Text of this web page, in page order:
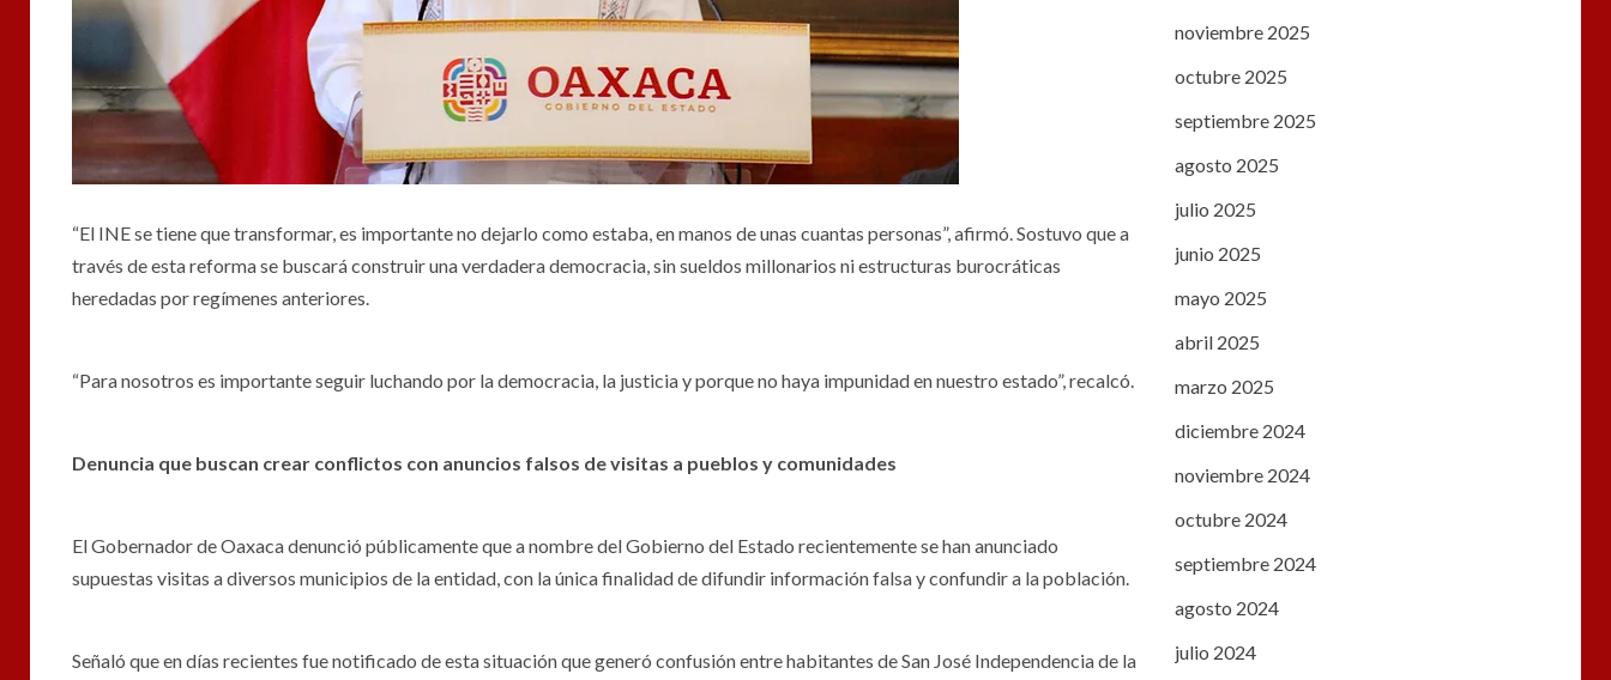
“El INE se tiene que transformar, es importante no dejarlo como estaba, en manos de unas cuantas personas”, afirmó. Sostuvo que a
través de esta reforma se buscará construir una verdadera democracia, sin sueldos millonarios ni estructuras burocráticas
heredadas por regímenes anteriores.
“Para nosotros es importante seguir luchando por la democracia, la justicia y porque no haya impunidad en nuestro estado”, recalcó.
Denuncia que buscan crear conflictos con anuncios falsos de visitas a pueblos y comunidades
El Gobernador de Oaxaca denunció públicamente que a nombre del Gobierno del Estado recientemente se han anunciado
supuestas visitas a diversos municipios de la entidad, con la única finalidad de difundir información falsa y confundir a la población.
Señaló que en días recientes fue notificado de esta situación que generó confusión entre habitantes de San José Independencia de la
noviembre 2025
octubre 2025
septiembre 2025
agosto 2025
julio 2025
junio 2025
mayo 2025
abril 2025
marzo 2025
diciembre 2024
noviembre 2024
octubre 2024
septiembre 2024
agosto 2024
julio 2024